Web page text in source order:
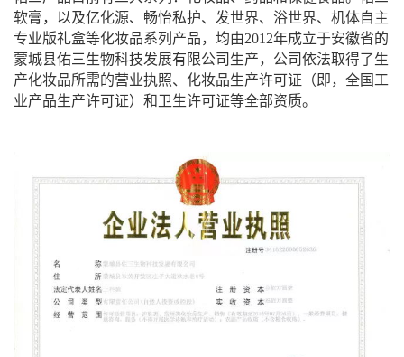
软膏，以及亿化源、畅怡私护、发世界、浴世界、机体自主
专业版礼盒等化妆品系列产品，均由2012年成立于安徽省的
蒙城县佑三生物科技发展有限公司生产，公司依法取得了生
产化妆品所需的营业执照、化妆品生产许可证（即，全国工
业产品生产许可证）和卫生许可证等全部资质。